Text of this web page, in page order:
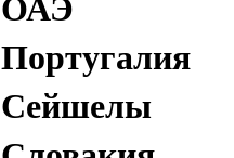
ОАЭ
Португалия
Сейшелы